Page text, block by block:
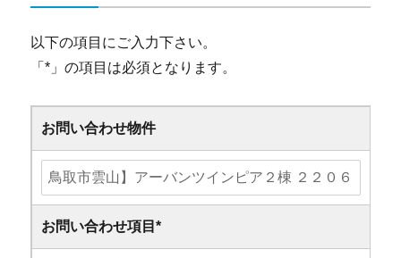
以下の項目にご入力下さい。
「* 」の項目は必須となります。
お問い合わせ物件
お問い合わせ項目*